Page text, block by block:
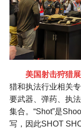
美国射击狩猎展
猎和执法行业相关
要武器、弹药、执
集合。“Shot”是
写，因此SHOT